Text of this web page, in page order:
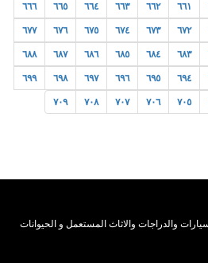
٦٦١ ٦٦٢ ٦٦٣ ٦٦٤ ٦٦٥ ٦٦٦
٦٧٢ ٦٧٣ ٦٧٤ ٦٧٥ ٦٧٦ ٦٧٧
٦٨٣ ٦٨٤ ٦٨٥ ٦٨٦ ٦٨٧ ٦٨٨
٦٩٤ ٦٩٥ ٦٩٦ ٦٩٧ ٦٩٨ ٦٩٩
٧٠٥ ٧٠٦ ٧٠٧ ٧٠٨ ٧٠٩
والدراجات والاثاث المستعمل و الحيوانات